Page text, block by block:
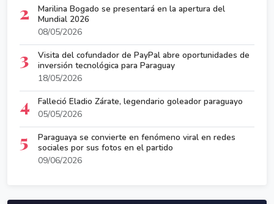
2
Marilina Bogado se presentará en la apertura del
Mundial 2026
08/05/2026
3
Visita del cofundador de PayPal abre oportunidades de
inversión tecnológica para Paraguay
18/05/2026
4
Falleció Eladio Zárate, legendario goleador paraguayo
05/05/2026
5
Paraguaya se convierte en fenómeno viral en redes
sociales por sus fotos en el partido
09/06/2026